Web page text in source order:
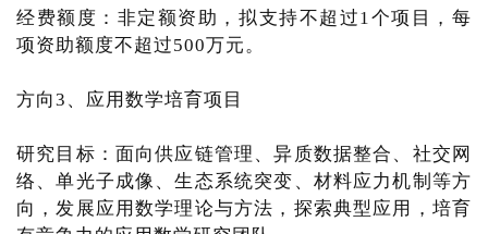
经费额度：非定额资助，拟支持不超过1个项目，每
项资助额度不超过500万元。
方向3、应用数学培育项目
研究目标：面向供应链管理、异质数据整合、社交网
络、单光子成像、生态系统突变、材料应力机制等方
向，发展应用数学理论与方法，探索典型应用，培育